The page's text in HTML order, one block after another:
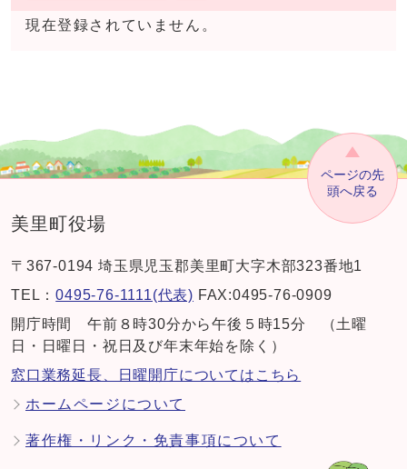
現在登録されていません。
ページの先
頭へ戻る
美里町役場
〒367-0194 埼玉県児玉郡美里町大字木部323番地1
TEL：0495-76-1111(代表) FAX:0495-76-0909
開庁時間 午前８時30分から午後５時15分 （土曜
日・日曜日・祝日及び年末年始を除く）
窓口業務延長、日曜開庁についてはこちら
ホームページについて
著作権・リンク・免責事項について